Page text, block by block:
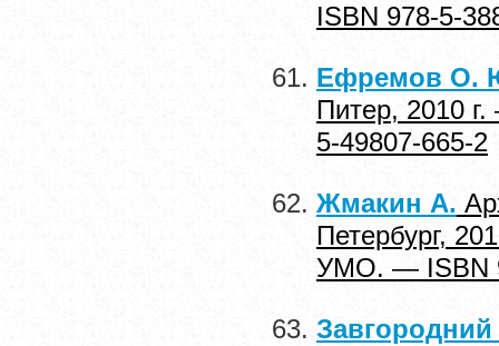
ISBN 978-5-
Ефремов О.
Питер, 2010
5-49807-665-2
Жмакин А.
Петербург,
УМО. — ISBN
Завгородний